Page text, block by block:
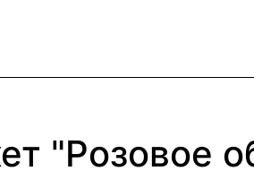
"Розовое